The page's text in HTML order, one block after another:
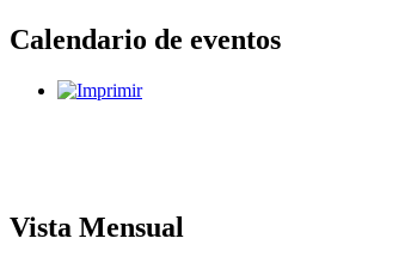
Calendario de eventos
Vista Mensual